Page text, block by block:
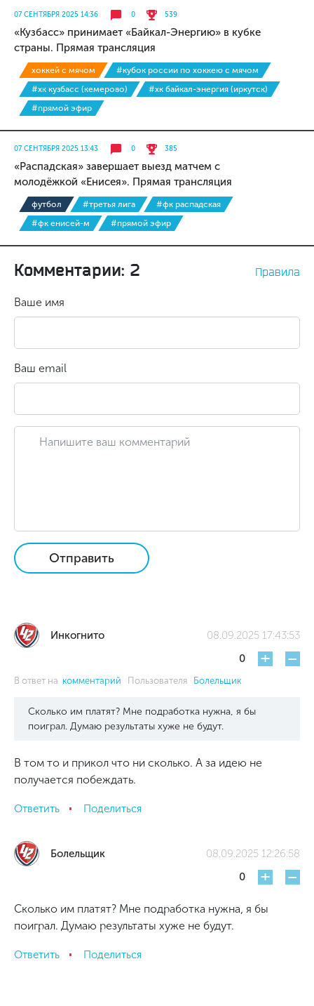
07 СЕНТЯБРЯ 2025 14:36 0 539
«Кузбасс» принимает «Байкал-Энергию» в кубке
страны. Прямая трансляция
хоккей с мячом
#кубок россии по хоккею с мячом
#хк кузбасс (кемерово)
#хк байкал-энергия (иркутск)
#прямой эфир
07 СЕНТЯБРЯ 2025 13:43 0 385
«Распадская» завершает выезд матчем с
молодёжкой «Енисея». Прямая трансляция
футбол #третья лига
#фк распадская
#фк енисей-м
#прямой эфир
Комментарии: 2 Правила
Ваше имя
Ваш email
Отправить
Инкогнито
08.09.2025 17:43:53
0
+ -
В ответ на комментарий Пользователя Болельщик
Сколько им платят? Мне подработка нужна, я бы
поиграл. Думаю результаты хуже не будут.
В том то и прикол что ни сколько. А за идею не
получается побеждать.
Ответить Поделиться
Болельщик
08.09.2025 12:26:58
0
+ -
Сколько им платят? Мне подработка нужна, я бы
поиграл. Думаю результаты хуже не будут.
Ответить Поделиться